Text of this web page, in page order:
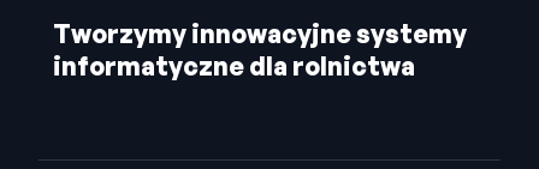
Tworzymy innowacyjne systemy
informatyczne dla rolnictwa